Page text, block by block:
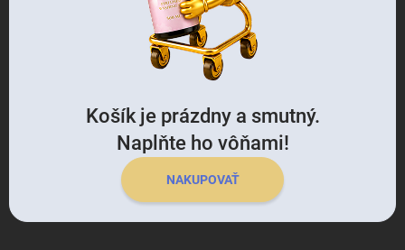
Košík je prázdny a smutný.
Naplňte ho vôňami!
NAKUPOVAŤ